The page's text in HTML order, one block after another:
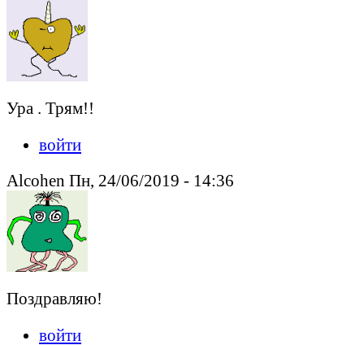
Ура . Трям!!
войти
Alcohen Пн, 24/06/2019 - 14:36
Поздравляю!
войти